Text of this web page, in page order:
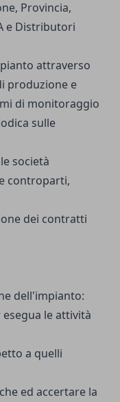
Provincia,
e Distributori
attraverso
produzione e
di monitoraggio
sulle
società
controparti,
dei contratti
dell'impianto:
le attività
a quelli
ed accertare la